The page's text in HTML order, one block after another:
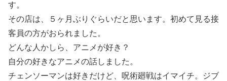
す。
その店は、５ヶ月ぶりぐらいだと思います。初めて見る接
客員の方がおられました。
どんな人かしら、アニメが好き？
自分の好きなアニメの話しました。
チェンソーマンは好きだけど、呪術廻戦はイマイチ。ジブ